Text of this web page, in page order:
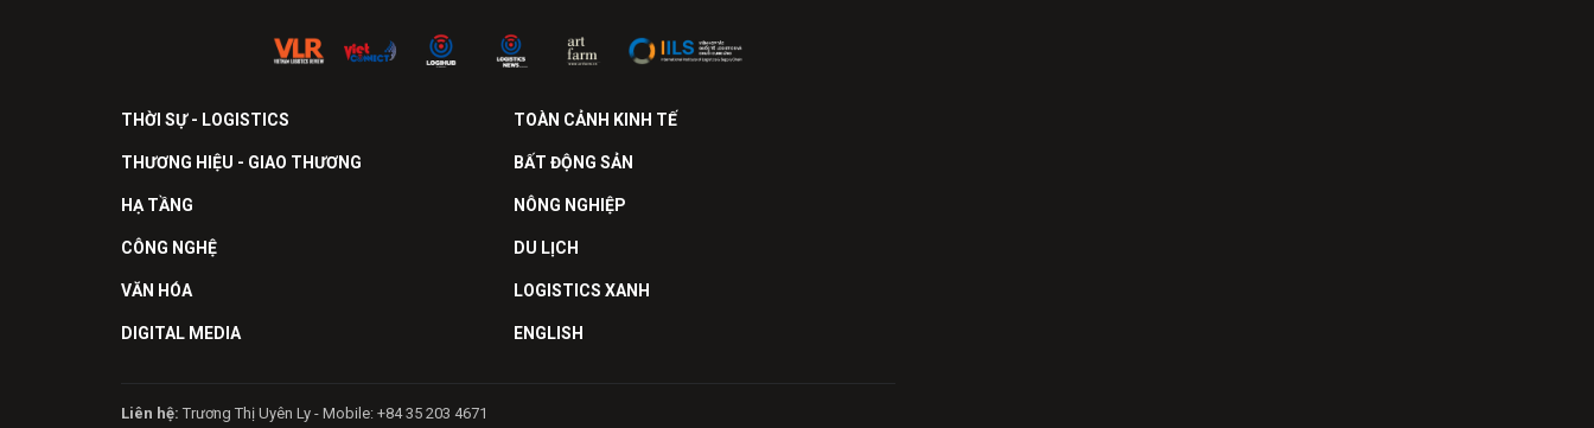
THỜI SỰ - LOGISTICS TOÀN CẢNH KINH TẾ
THƯƠNG HIỆU - GIAO THƯƠNG BẤT ĐỘNG SẢN
HẠ TẦNG NÔNG NGHIỆP
CÔNG NGHỆ DU LỊCH
VĂN HÓA LOGISTICS XANH
DIGITAL MEDIA ENGLISH
Liên hệ: Trương Thị Uyên Ly - Mobile: +84 35 203 4671